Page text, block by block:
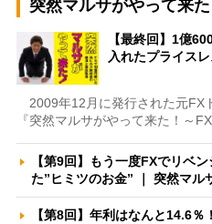
突然マルサがやって来た
【最終回】1億
入れたプライス
2009年12月に発行された元FX
『突然マルサがやって来た！～
【第9回】もう一度FXでリベ
た”ヒミツのお金” ｜ 突然マル
【第8回】年利はなんと14.6